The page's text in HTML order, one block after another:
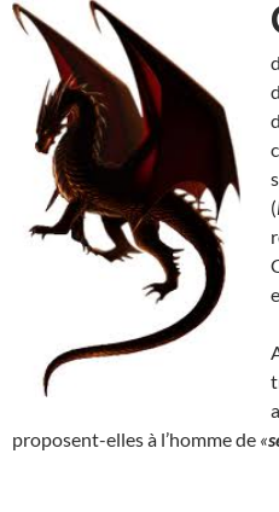
(
proposent-elles à l’homme de «